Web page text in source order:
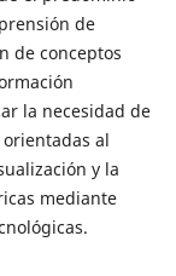
de
de conceptos
la necesidad de
al
y la
mediante